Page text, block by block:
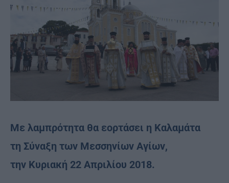
Με λαμπρότητα θα εορτάσει η Καλαμάτα
τη Σύναξη των Μεσσηνίων Αγίων,
την Κυριακή 22 Απριλίου 2018.